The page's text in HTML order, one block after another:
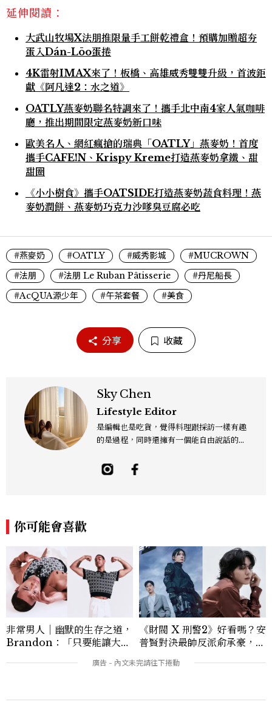
延伸閱讀：
大武山牧場X法朋推限量手工餅乾禮盒！預購加贈超夯
蛋入Dán-Lōo蛋捲
4K雷射IMAX來了！板橋、高雄威秀雙雙升級，首波鉅
獻《阿凡達2：水之道》
OATLY燕麥奶聯名特調來了！攜手北中南4家人氣咖啡
廳，推出期間限定燕麥奶新口味
歐美名人、網紅瘋搶的瑞典「OATLY」燕麥奶！首度
攜手CAFE!N、Krispy Kreme打造燕麥奶拿鐵、甜
甜圈
《小小樹食》攜手OATSIDE打造燕麥奶蔬食料理！燕
麥奶潤餅、燕麥奶巧克力沙嗲臭豆腐必吃
#燕麥奶 #OATLY #威秀影城
#MUCROWN
#法朋
#法朋 Le Ruban Pâtisserie
#丹尼船長
#AcQUA源少年
#午茶套餐 #美食
分享 收藏
Sky Chen
Lifestyle Editor
是編輯也是吃貨，覺得料理跟採訪一樣有趣
的是過程，同時還擁有一個能自由說話的地
誌與數位平台，主要企劃與撰寫美食、美
酒、設計與旅遊文化，作品有風格空間、主
你可能會喜歡
非常男人｜幽默的生存之道，
Brandon：「只要能讓大家
讓敵人成為朋友。」
《財閥 X 刑警2》好看嗎？安
普賢對決最帥反派俞承豪，鄭
卡，用錢輾壓罪犯的陳利手回